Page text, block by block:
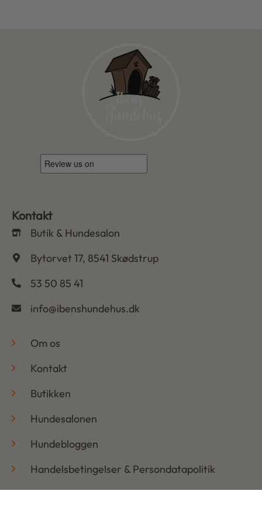
Kontakt
Butik & Hundesalon
Bytorvet 17, 8541 Skødstrup
53 50 85 41
info@ibenshundehus.dk
Om os
Kontakt
Butikken
Hundesalonen
Hundebloggen
Handelsbetingelser & Persondatapolitik
Retur